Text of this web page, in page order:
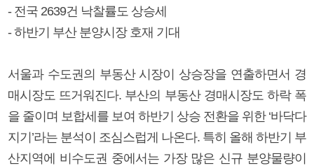
- 전국 2639건 낙찰률도 상승세
- 하반기 부산 분양시장 호재 기대
서울과 수도권의 부동산 시장이 상승장을 연출하면서 경
매시장도 뜨거워진다. 부산의 부동산 경매시장도 하락 폭
을 줄이며 보합세를 보여 하반기 상승 전환을 위한 ‘바닥다
지기’라는 분석이 조심스럽게 나온다. 특히 올해 하반기 부
산지역에 비수도권 중에서는 가장 많은 신규 분양물량이